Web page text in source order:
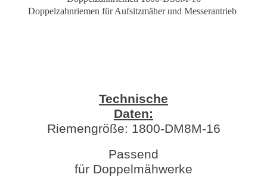
Doppelzahnriemen für Aufsitzmäher und Messerantrieb
Technische
Daten:
Riemengröße: 1800-DM8M-16
Passend
für Doppelmähwerke